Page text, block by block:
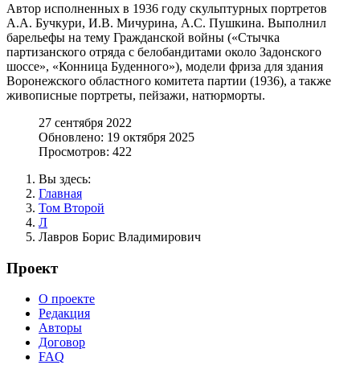
Автор исполненных в 1936 году скульптурных портретов
А.А. Бучкури, И.В. Мичурина, А.С. Пушкина. Выполнил
барельефы на тему Гражданской войны («Стычка
партизанского отряда с белобандитами около Задонского
шоссе», «Конница Буденного»), модели фриза для здания
Воронежского областного комитета партии (1936), а также
живописные портреты, пейзажи, натюрморты.
27 сентября 2022
Обновлено: 19 октября 2025
Просмотров: 422
Вы здесь:
Главная
Том Второй
Л
Лавров Борис Владимирович
Проект
О проекте
Редакция
Авторы
Договор
FAQ